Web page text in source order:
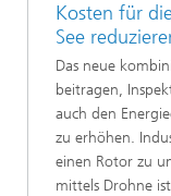
Kosten für
See
Das neue
beitragen,
auch den
zu erhöhen.
einen Rotor zu
mittels Drohne